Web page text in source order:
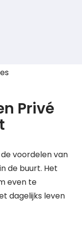
Privé
voordelen van
de buurt. Het
even te
dagelijks leven